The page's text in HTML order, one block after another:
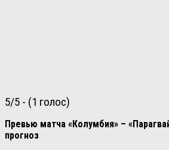
5/5 - (1 голос)
Превью матча «Колумбия» –
прогноз